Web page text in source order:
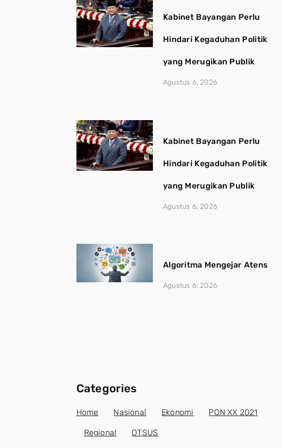
Kabinet Bayangan Perlu
Hindari Kegaduhan Politik
yang Merugikan Publik
Agustus 6, 2026
Kabinet Bayangan Perlu
Hindari Kegaduhan Politik
yang Merugikan Publik
Agustus 6, 2026
Algoritma Mengejar Atensi,
Agustus 6, 2026
Categories
Home Nasional Ekonomi PON XX 2021
Regional OTSUS